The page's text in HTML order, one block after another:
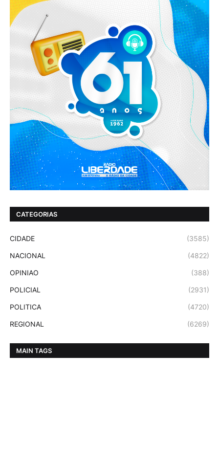
CATEGORIAS
CIDADE (3585)
NACIONAL (4822)
OPINIAO (388)
POLICIAL (2931)
POLITICA (4720)
REGIONAL (6269)
MAIN TAGS